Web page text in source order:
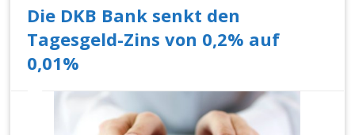
Die DKB Bank senkt den
Tagesgeld-Zins von 0,2% auf
0,01%